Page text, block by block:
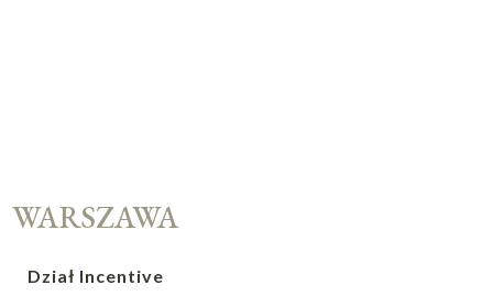
WARSZAWA
Dział Incentive